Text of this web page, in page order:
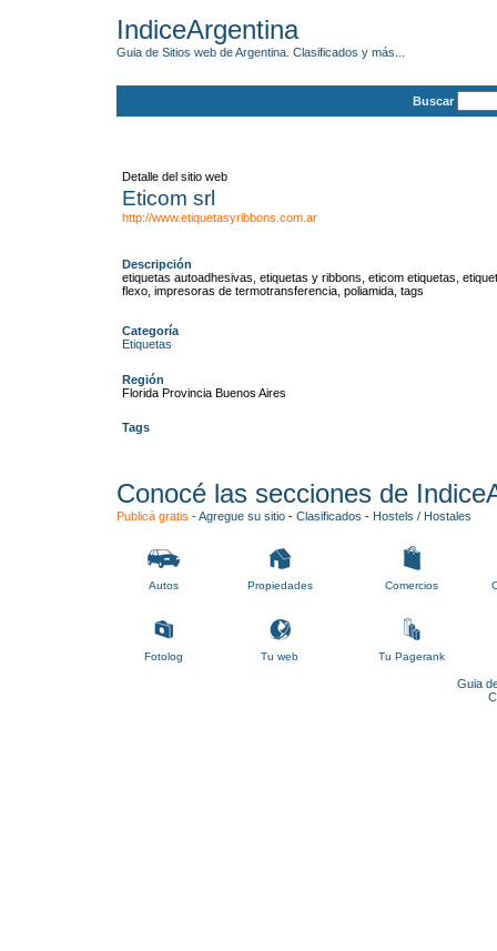
IndiceArgentina
Guia de Sitios web de Argentina. Clasificados y más...
Buscar
Detalle del sitio web
Eticom srl
http://www.etiquetasyribbons.com.ar
Descripción
etiquetas autoadhesivas, etiquetas y ribbons, eticom etiquetas,
flexo, impresoras de termotransferencia, poliamida, tags
Categoría
Etiquetas
Región
Florida Provincia Buenos Aires
Tags
Conocé las secciones de
Publicá gratis -Agregue su sitio - Clasificados - Hostels / Hostales
Autos Propiedades Comercios
Fotolog Tu web Tu Pagerank
Guia